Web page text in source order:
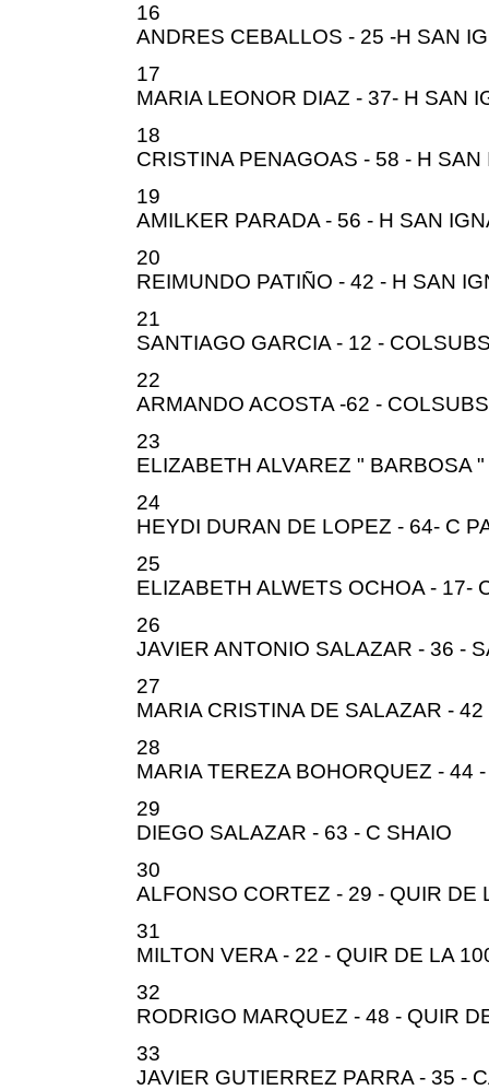
16
ANDRES CEBALLOS - 25 -H SAN
17
MARIA LEONOR DIAZ - 37- H SAN
18
CRISTINA PENAGOAS - 58 - H SAN
19
AMILKER PARADA - 56 - H SAN
20
REIMUNDO PATIÑO - 42 - H SAN
21
SANTIAGO GARCIA - 12 -
22
ARMANDO ACOSTA -62 -
23
ELIZABETH ALVAREZ " BARBOSA
24
HEYDI DURAN DE LOPEZ - 64- C
25
ELIZABETH ALWETS OCHOA - 17-
26
JAVIER ANTONIO SALAZAR - 36 -
27
MARIA CRISTINA DE SALAZAR -
28
MARIA TEREZA BOHORQUEZ - 44
29
DIEGO SALAZAR - 63 - C SHAIO
30
ALFONSO CORTEZ - 29 - QUIR DE
31
MILTON VERA - 22 - QUIR DE LA
32
RODRIGO MARQUEZ - 48 - QUIR
33
JAVIER GUTIERREZ PARRA - 35 -